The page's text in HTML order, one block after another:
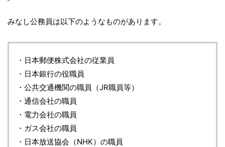
みなし公務員は以下のようなものがあります。
・日本郵便株式会社の従業員
・日本銀行の役職員
・公共交通機関の職員（JR職員等）
・通信会社の職員
・電力会社の職員
・ガス会社の職員
・日本放送協会（NHK）の職員